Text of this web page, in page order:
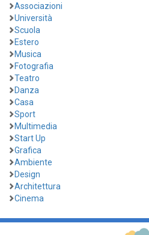
Associazioni
Università
Scuola
Estero
Musica
Fotografia
Teatro
Danza
Casa
Sport
Multimedia
Start Up
Grafica
Ambiente
Design
Architettura
Cinema